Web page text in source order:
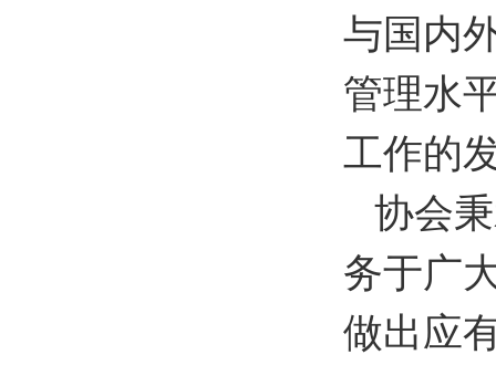
与国内
管理水
工作的
协会
务于广
做出应